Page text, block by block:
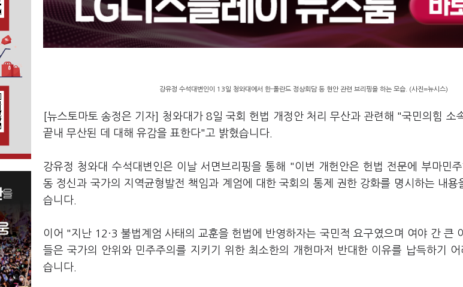
강유정 수석대변인이 13일 청와대에서 한-폴란드 정상회담 등 현안 관련 브리핑을 하는 모습. (사진=뉴시스)
[뉴스토마토 송정은 기자] 청와대가 8일 국회 헌법 개정안 처리 무산과 관련해 "국민의힘 소
끝내 무산된 데 대해 유감을 표한다"고 밝혔습니다.
강유정 청와대 수석대변인은 이날 서면브리핑을 통해 "이번 개헌안은 헌법 전문에 부마민
동 정신과 국가의 지역균형발전 책임과 계엄에 대한 국회의 통제 권한 강화를 명시하는 내용
습니다.
이어 "지난 12·3 불법계엄 사태의 교훈을 헌법에 반영하자는 국민적 요구였으며 여야 간 큰
들은 국가의 안위와 민주주의를 지키기 위한 최소한의 개헌마저 반대한 이유를 납득하기
습니다.